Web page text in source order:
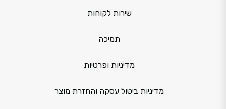
שירות לקוחות
תמיכה
מדיניות ופרטיות
מדיניות ביטול עסקה והחזרת מוצר